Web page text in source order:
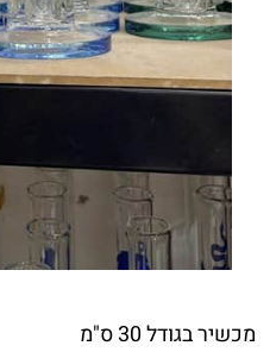
מכשיר בגודל 30 ס"מ